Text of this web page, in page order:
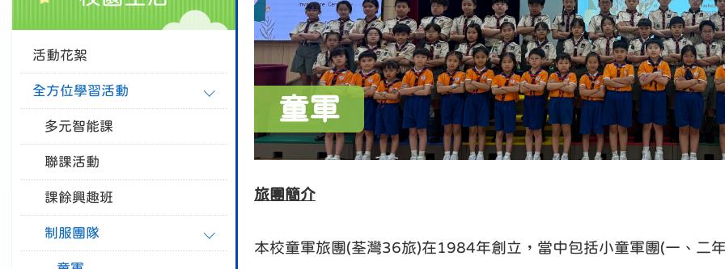
童軍
旅團簡介
本校童軍旅團(荃灣36旅)在1984年創立，當中包括小童軍團(一、二
活動花絮
全方位學習活動
多元智能課
聯課活動
課餘興趣班
制服團隊